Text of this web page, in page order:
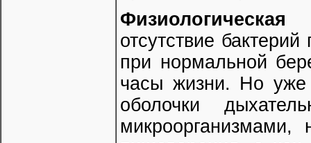
Физиологическая
отсутствие
при нормальной
часы жизни. Но уже
оболочки